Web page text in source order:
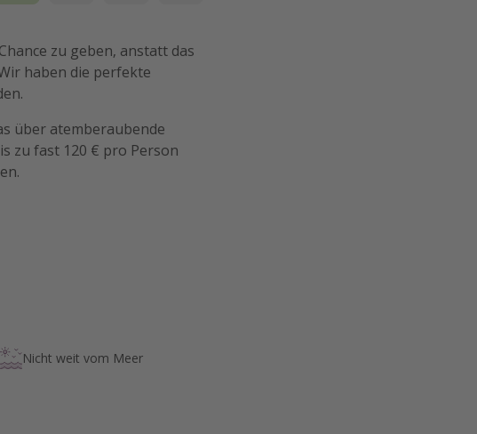
zu geben, anstatt das
haben die perfekte
über atemberaubende
zu fast 120 € pro Person
Nicht weit vom Meer